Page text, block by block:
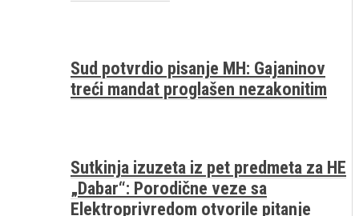
Sud potvrdio pisanje MH: Gajaninov
treći mandat proglašen nezakonitim
Sutkinja izuzeta iz pet predmeta za HE
„Dabar“: Porodične veze sa
Elektroprivredom otvorile pitanje